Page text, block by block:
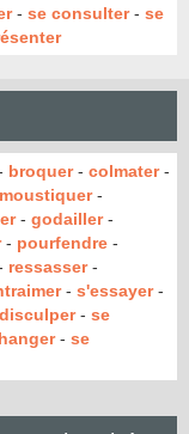
- se consulter- se
broquer- colmater-
-
- godailler-
- pourfendre -
ressasser-
- s'essayer-
- se
- se